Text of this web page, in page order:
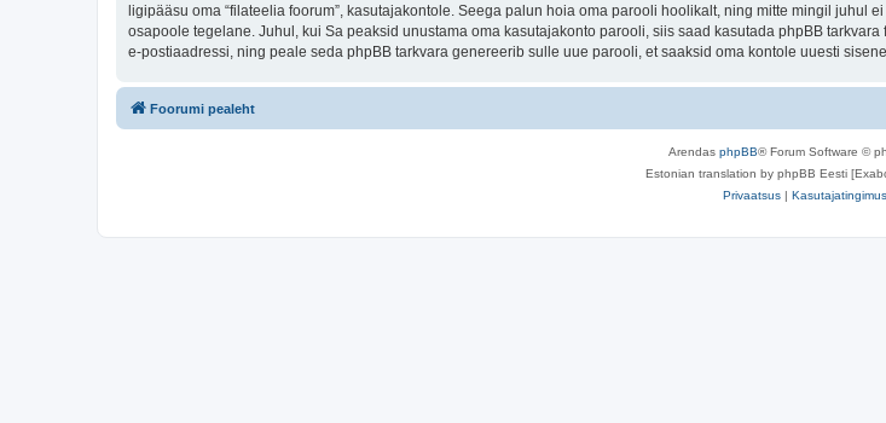
ligipääsu oma “filateelia foorum”, kasutajakontole. Seega palun hoia oma parooli hoolikalt, ning mitte mingil juhul
osapoole tegelane. Juhul, kui Sa peaksid unustama oma kasutajakonto parooli, siis saad kasutada phpBB
e-postiaadressi, ning peale seda phpBB tarkvara genereerib sulle uue parooli, et saaksid oma kontole uuesti
Foorumi pealeht
Arendas phpBB® Forum Software ©
Estonian translation by phpBB Eesti
Privaatsus |